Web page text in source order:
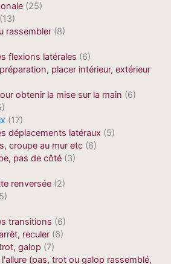
(25)
(13)
rassembler (8)
flexions latérales (6)
placer intérieur, extérieur
obtenir la mise sur la main (6)
(17)
déplacements latéraux (5)
croupe au mur etc (6)
pas de côté (3)
renversée (2)
transitions (6)
reculer (6)
galop (7)
(pas, trot ou galop rassemblé,